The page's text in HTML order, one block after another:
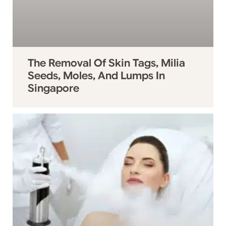
The Removal Of Skin Tags, Milia
Seeds, Moles, And Lumps In
Singapore